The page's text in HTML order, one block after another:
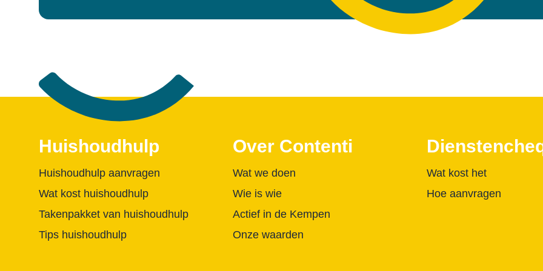
Huishoudhulp
Huishoudhulp aanvragen
Wat kost huishoudhulp
Takenpakket van huishoudhulp
Tips huishoudhulp
Over Contenti
Wat we doen
Wie is wie
Actief in de Kempen
Onze waarden
Wat kost het
Hoe aanvragen